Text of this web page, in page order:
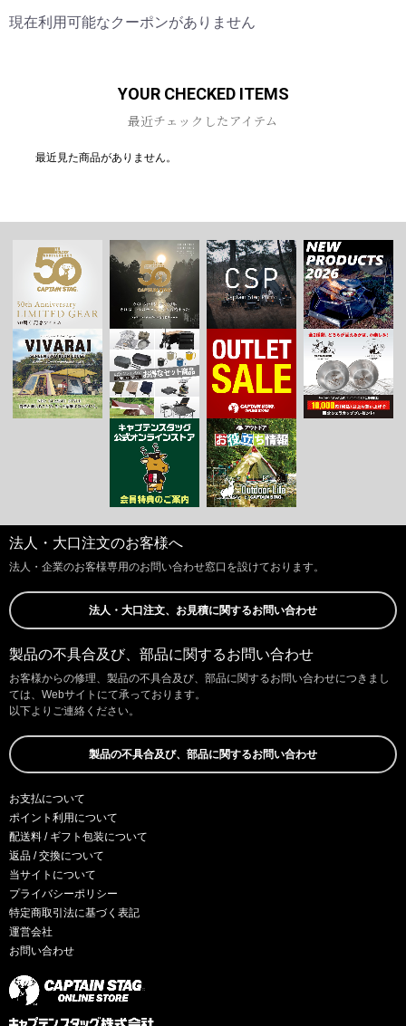
現在利用可能なクーポンがありません
YOUR CHECKED ITEMS
最近チェックしたアイテム
最近見た商品がありません。
法人・大口注文のお客様へ
法人・企業のお客様専用のお問い合わせ窓口を設けております。
法人・大口注文、お見積に関するお問い合わせ
製品の不具合及び、部品に関するお問い合わせ
お客様からの修理、製品の不具合及び、部品に関するお問い合わせにつきまし
ては、Webサイトにて承っております。
以下よりご連絡ください。
製品の不具合及び、部品に関するお問い合わせ
お支払について
ポイント利用について
配送料 / ギフト包装について
返品 / 交換について
当サイトについて
プライバシーポリシー
特定商取引法に基づく表記
運営会社
お問い合わせ